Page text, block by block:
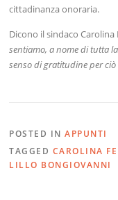
cittadinanza onoraria.
Dicono il sindaco
sentiamo, a nome di tutta
senso di gratitudine per
POSTED INAPPUNTI
TAGGED CAROLINA
LILLO BONGIOVANNI